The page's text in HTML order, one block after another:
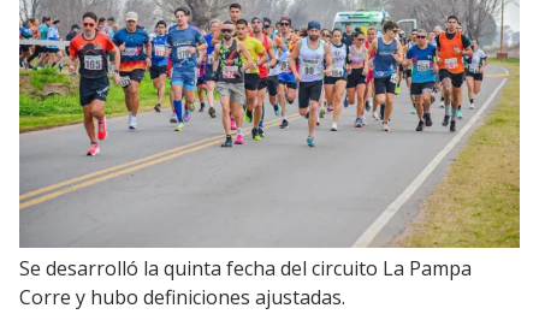
Se desarrolló la quinta fecha del circuito La Pampa
Corre y hubo definiciones ajustadas.